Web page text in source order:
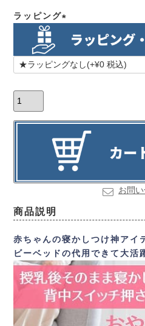
ラッピング
(必
須)
お問
商品説明
赤ちゃんの寝かしつけ神アイ
ビーベッドの代用できて大活